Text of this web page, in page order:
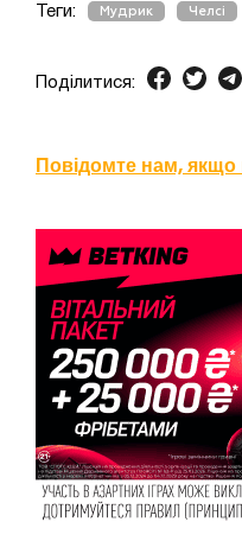
Теги: Мудрик Челсі
Поділитися:
Повідомте нам,